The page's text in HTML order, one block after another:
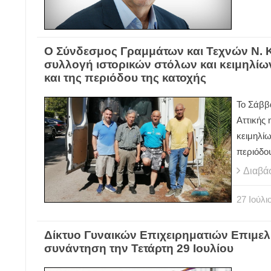
Ο Σύνδεσμος Γραμμάτων και Τεχνών Ν.
συλλογή ιστορικών στόλων και
και της περιόδου της κατοχής
Το
27
Δίκτυο Γυναικών Επιχειρηματιών
συνάντηση την Τετάρτη 29 Ιουλίου